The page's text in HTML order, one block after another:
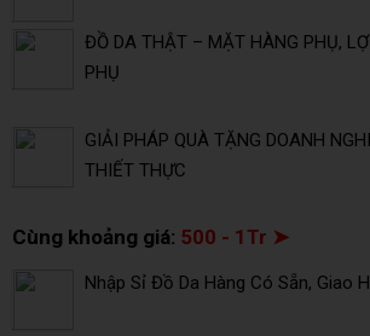
ĐỒ DA THẬT – MẶT HÀNG PHỤ,
PHỤ
GIẢI PHÁP QUÀ TẶNG DOANH
THIẾT THỰC
Cùng khoảng giá: 500 - 1Tr ➤
Nhập Sỉ Đồ Da Hàng Có Sẵn, Giao